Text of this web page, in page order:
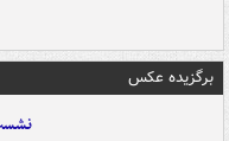
برگزیده عکس